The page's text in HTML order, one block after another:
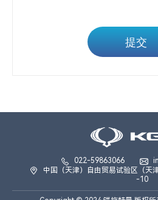
提交
022-59863066
中国（天津）自由贸易试验区（天
-10